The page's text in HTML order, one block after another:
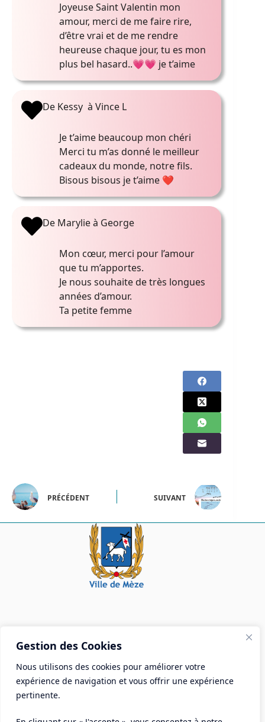
Gestion des Cookies
Nous utilisons des cookies pour améliorer votre
expérience de navigation et vous offrir une expérience
pertinente.
Joyeuse Saint Valentin mon
amour, merci de me faire rire,
d’être vrai et de me rendre
heureuse chaque jour, tu es mon
plus bel hasard..💗💗 je t’aime
De Kessy à Vince L
Je t’aime beaucoup mon chéri
Merci tu m’as donné le meilleur
cadeaux du monde, notre fils.
Bisous bisous je t’aime ❤️
De Marylie à George
Mon cœur, merci pour l’amour
que tu m’apportes.
Je nous souhaite de très longues
années d’amour.
Ta petite femme
PRÉCÉDENT SUIVANT
Mairie de Mèze
Place Aristide Briand - BP 28 34140 Mèze
Tél :04 67 18 30 30
Mail :